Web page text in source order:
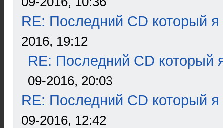
RE: Последний CD который я
2016, 19:12
RE: Последний CD который
09-2016, 20:03
RE: Последний CD который я
09-2016, 12:42